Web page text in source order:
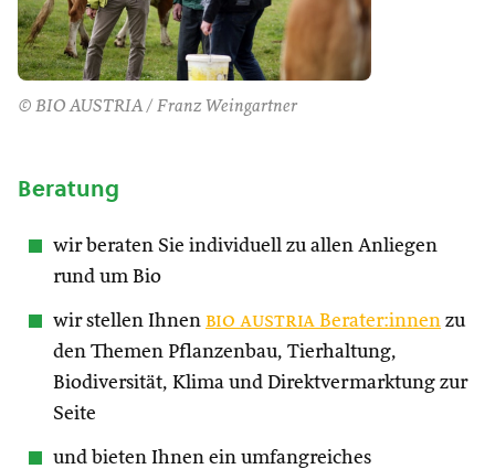
© BIO AUSTRIA / Franz Weingartner
Beratung
wir beraten Sie individuell zu allen Anliegen
rund um Bio
wir stellen Ihnen bio austria Berater:innen zu
den Themen Pflanzenbau, Tierhaltung,
Biodiversität, Klima und Direktvermarktung zur
Seite
und bieten Ihnen ein umfangreiches